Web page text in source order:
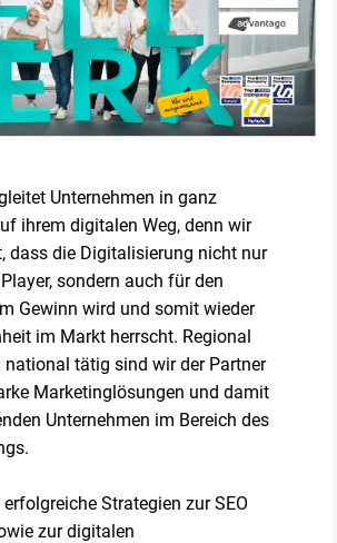
Unternehmen in ganz
ihrem digitalen Weg, denn wir
dass die Digitalisierung nicht nur
sondern auch für den
Gewinn wird und somit wieder
im Markt herrscht. Regional
national tätig sind wir der Partner
Marketinglösungen und damit
Unternehmen im Bereich des
Strategien zur SEO
zur digitalen